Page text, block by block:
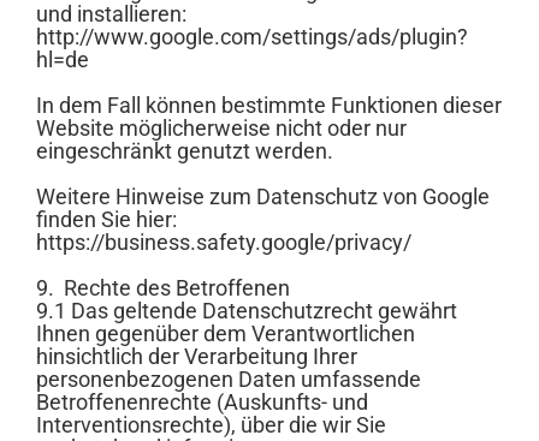
und installieren:
http://www.google.com/settings/ads/plugin?
hl=de
In dem Fall können bestimmte Funktionen dieser
Website möglicherweise nicht oder nur
eingeschränkt genutzt werden.
Weitere Hinweise zum Datenschutz von Google
finden Sie hier:
https://business.safety.google/privacy/
9. Rechte des Betroffenen
9.1 Das geltende Datenschutzrecht gewährt
Ihnen gegenüber dem Verantwortlichen
hinsichtlich der Verarbeitung Ihrer
personenbezogenen Daten umfassende
Betroffenenrechte (Auskunfts- und
Interventionsrechte), über die wir Sie